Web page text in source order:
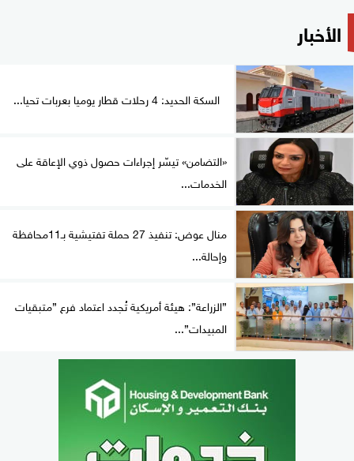
الأخبار
السكة الحديد: 4 رحلات قطار يوميا بعربات تحيا...
«التضامن» تيسّر إجراءات حصول ذوي الإعاقة على
الخدمات...
منال عوض: تنفيذ 27 حملة تفتيشية بـ11محافظة
وإحالة...
”الزراعة”: هيئة أمريكية تُجدد اعتماد فرع ”متبقيات
المبيدات”...